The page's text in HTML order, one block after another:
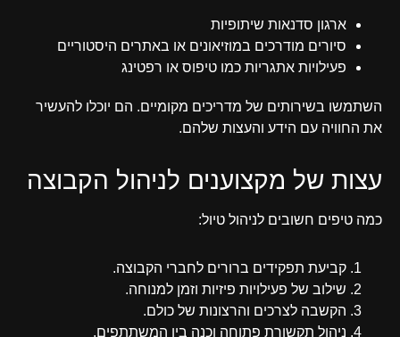
ארגון סדנאות שיתופיות
סיורים מודרכים במוזיאונים או באתרים היסטוריים
פעילויות אתגריות כמו טיפוס או רפטינג
השתמשו בשירותים של מדריכים מקומיים. הם יוכלו להעשיר
את החוויה עם הידע והעצות שלהם.
עצות של מקצוענים לניהול הקבוצה
כמה טיפים חשובים לניהול טיול:
קביעת תפקידים ברורים לחברי הקבוצה.
שילוב של פעילויות פיזיות וזמן למנוחה.
הקשבה לצרכים והרצונות של כולם.
ניהול תקשורת פתוחה וכנה בין המשתתפים.